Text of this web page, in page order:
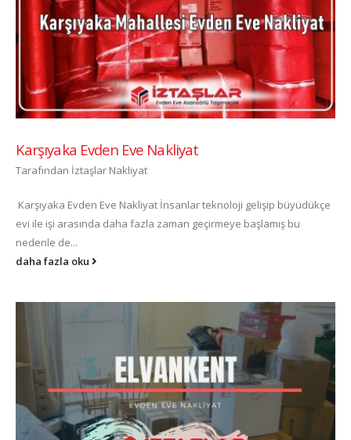
Karşıyaka Evden Eve Nakliyat
Tarafından İztaşlar Nakliyat
Karşıyaka Evden Eve Nakliyat İnsanlar teknoloji gelişip büyüdükçe
evi ile işi arasında daha fazla zaman geçirmeye başlamış bu
nedenle de...
daha fazla oku